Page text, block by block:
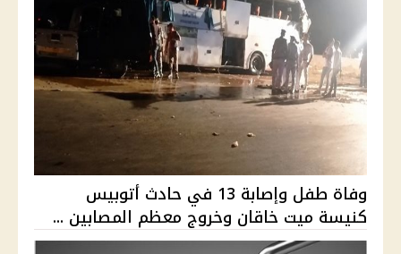
وفاة طفل وإصابة 13 في حادث أتوبيس
كنيسة ميت خاقان وخروج معظم المصابين ...